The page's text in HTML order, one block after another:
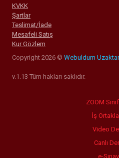
KVKK
Şartlar
Teslimat/İade
Mesafeli Satış
Kur Gözlem
Copyright 2026 © Webuldum
v.1.13 Tüm hakları saklıdır.
ZOOM
İş
Video
Canlı
e-